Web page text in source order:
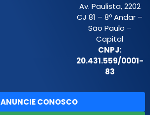
Av. Paulista, 2202
CJ 81 – 8º Andar –
São Paulo –
Capital
CNPJ:
20.431.559/0001-
83
ANUNCIE CONOSCO